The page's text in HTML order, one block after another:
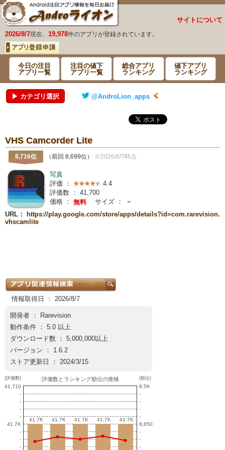
サイトについて
2026/8/7現在、 19,978件のアプリが登録されています。
今日の注目
アプリ一覧
注目の値下
アプリ一覧
総合アプリ
ランキング
値下アプリ
ランキング
▶ カテゴリ選択 @AndroLion_apps
VHS Camcorder Lite
8,716位 （前回 8,699位） ※2026/8/7時点
写真
評価 ：
4.4
評価数 ： 41,700
価格 ： 無料 サイズ ：
－
URL：
https://play.google.com/store/apps/details?id=com.rarevision.
vhscamlite
情報取得日 ： 2026/8/7
開発者 ：
Rarevision
動作条件 ： 5.0 以上
ダウンロード数 ： 5,000,000以上
バージョン ： 1.6.2
ストア更新日 ： 2024/3/15
(評価数)
41,710
-
-
-
-
41.7K
-
-
-
評価数とランキング順位の推移
41.7K
41.7K 41.7K
41.7K 41.7K
41.7K 41.7K
41.7K 41.7K
41.7K
(順位)
8.5K
-
-
-
-
8,650
-
-
-